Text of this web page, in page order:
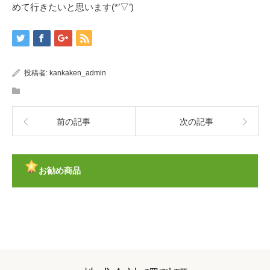
めて行きたいと思います(*’▽’)
投稿者: kankaken_admin
前の記事 次の記事
お勧め商品